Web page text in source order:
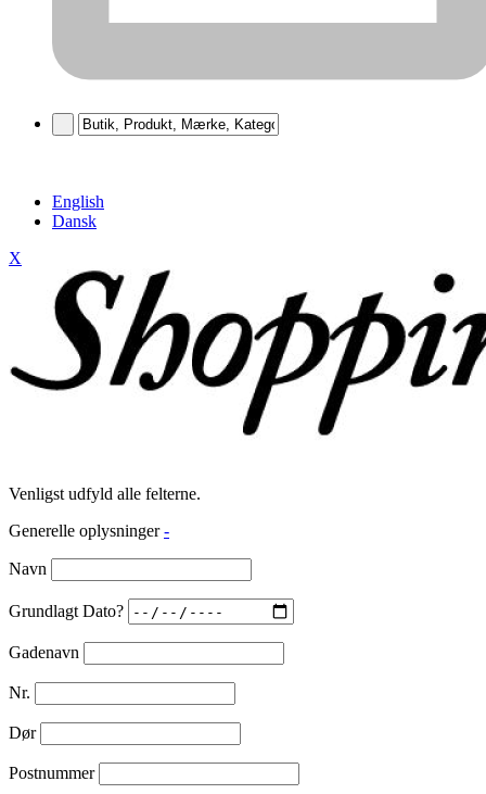
English
Dansk
X
Venligst udfyld alle felterne.
Generelle oplysninger -
Navn
Grundlagt Dato?
Gadenavn
Nr.
Dør
Postnummer